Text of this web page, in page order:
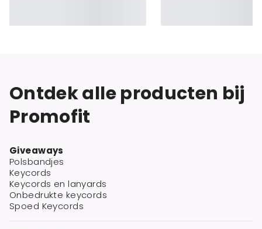
Ontdek alle producten bij
Promofit
Giveaways
Polsbandjes
Keycords
Keycords en lanyards
Onbedrukte keycords
Spoed Keycords